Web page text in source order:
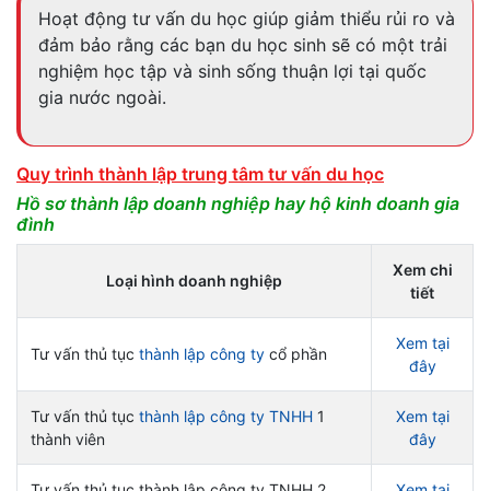
Hoạt động tư vấn du học giúp giảm thiểu rủi ro và
đảm bảo rằng các bạn du học sinh sẽ có một trải
nghiệm học tập và sinh sống thuận lợi tại quốc
gia nước ngoài.
Quy trình thành lập trung tâm tư vấn du học
Hồ sơ thành lập doanh nghiệp hay hộ kinh doanh gia
đình
Loại hình doanh nghiệp
Xem chi
tiết
Tư vấn thủ tục thành lập công ty cổ phần
Xem tại
đây
Tư vấn thủ tục thành lập công ty TNHH 1
thành viên
Xem tại
đây